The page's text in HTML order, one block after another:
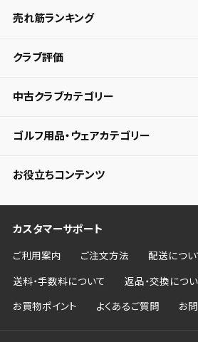
売れ筋ランキング
クラブ評価
中古クラブカテゴリー
ゴルフ用品・ウェアカテゴリー
お役立ちコンテンツ
カスタマーサポート
ご利用案内 ご注文方法 配送につい
送料・手数料について 返品・交換につ
お買物ポイント よくあるご質問 お